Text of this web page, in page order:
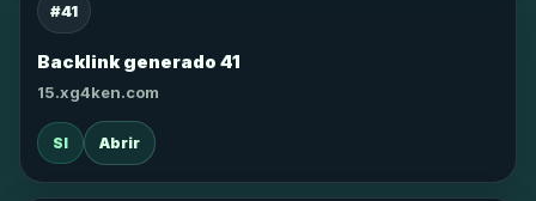
#41
Backlink generado 41
15.xg4ken.com
SI Abrir